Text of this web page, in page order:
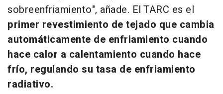
sobreenfriamiento", añade. El TARC es el
primer revestimiento de tejado que cambia
automáticamente de enfriamiento cuando
hace calor a calentamiento cuando hace
frío, regulando su tasa de enfriamiento
radiativo.